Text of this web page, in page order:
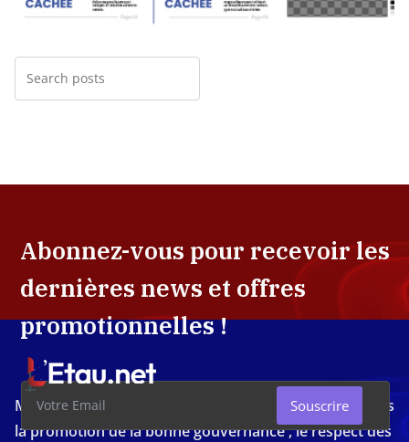
Abonnez-vous pour recevoir les
dernières news et offres
promotionnelles !
Souscrire
Média d'investigation ivoirien résolument engagé dans
la promotion de la bonne gouvernance , le respect des